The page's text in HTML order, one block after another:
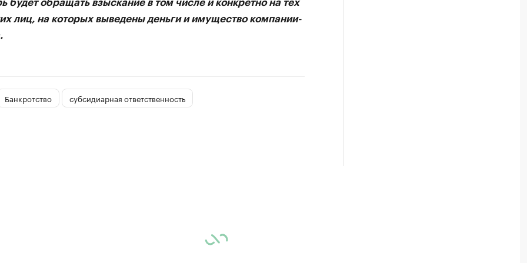
будет обращать взыскание в том числе и конкретно на тех
лиц, на которых выведены деньги и имущество компании-
Банкротство субсидиарная ответственность